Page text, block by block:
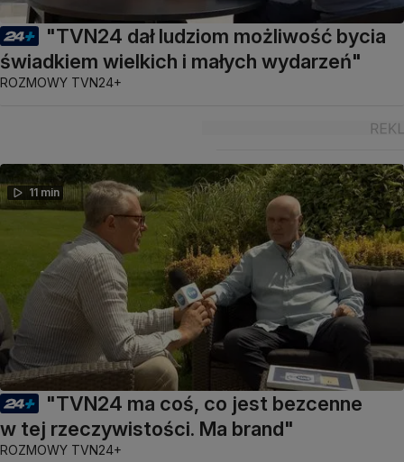
"TVN24 dał ludziom możliwość bycia
świadkiem wielkich i małych wydarzeń"
ROZMOWY TVN24+
11 min
"TVN24 ma coś, co jest bezcenne
w tej rzeczywistości. Ma brand"
ROZMOWY TVN24+